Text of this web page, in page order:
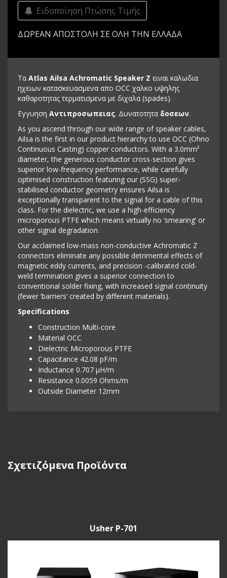
Ειδοποίηση Πτώσης Τιμής
ΔΩΡΕΑΝ ΑΠΟΣΤΟΛΗ ΣΕ ΟΛΗ ΤΗΝ ΕΛΛΑΔΑ
Τα Atlas Ailsa Achromatic Speaker Z ειναι καλωδια
ηχειων κατασκευασμενα απο OCC χαλκο υψηλης
καθαροτητας τερματισμενα με διχαλα (spades).
Εγγυηση Αντιπροσωπειας. Δυνατοτητα δοσεων.
As you ascend through our wide range of speaker cables,
Ailsa is the first in our product hierarchy to use OCC (Ohno
Continuous Casting) copper conductors. With a 3.0mm²
diameter, the generous conductor cross-section gives
superior low-frequency performance, while carefully
optimised construction featuring our (SSG) super-
stabilised conductor geometry ensures Ailsa is
exceptionally transparent to the signal for a cable of this
class. For the dielectric, we use a high-efficiency
microporous PTFE which means virtually no ‘smearing’ or
other signal degradation.
Our acclaimed low-mass non-conductive Achromatic Z
connectors eliminate any possible detrimental effects of
magnetic eddy currents, and precision -calibrated cold-
weld termination gives a superior connection to
conventional solder fixing, with increased signal continuity
(fewer ‘barriers’ created by different materials).
Specifications
Construction Multi-core
Material OCC
Dielectric Microporous PTFE
Capacitance 42.08 pF/m
Inductance 0.707 µH/m
Resistance 0.0059 Ohms/m
Outside Diameter 12mm
Σχετιζόμενα Προϊόντα
Usher P-701